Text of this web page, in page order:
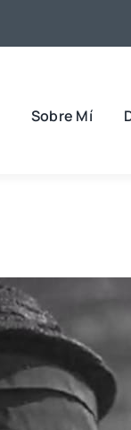
Sobre Mí